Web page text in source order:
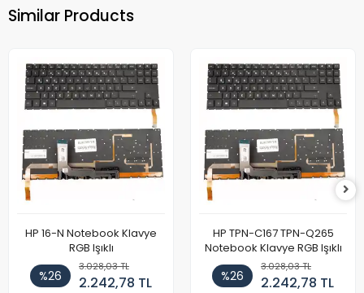
Similar Products
HP 16-N Notebook Klavye
RGB Işıklı
%26
3.028,03 TL
2.242,78 TL
HP TPN-C167 TPN-Q265
Notebook Klavye RGB Işıklı
%26
3.028,03 TL
2.242,78 TL